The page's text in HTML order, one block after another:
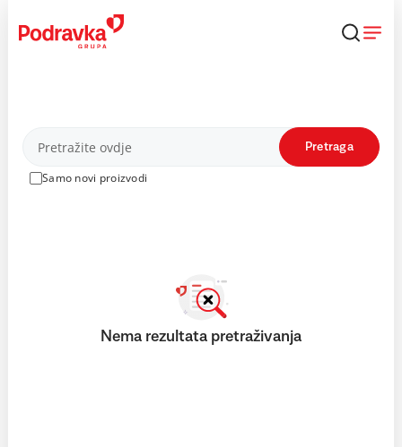
content
Proizvodi
Samo novi proizvodi
Pretraga
Nema rezultata pretraživanja